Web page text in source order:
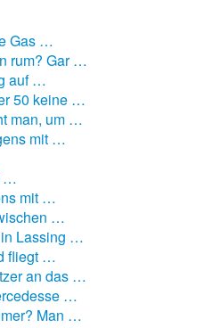
Gas …
rum? Gar …
auf …
50 keine …
man, um …
mit …
…
mit …
…
Lassing …
fliegt …
an das …
…
Man …